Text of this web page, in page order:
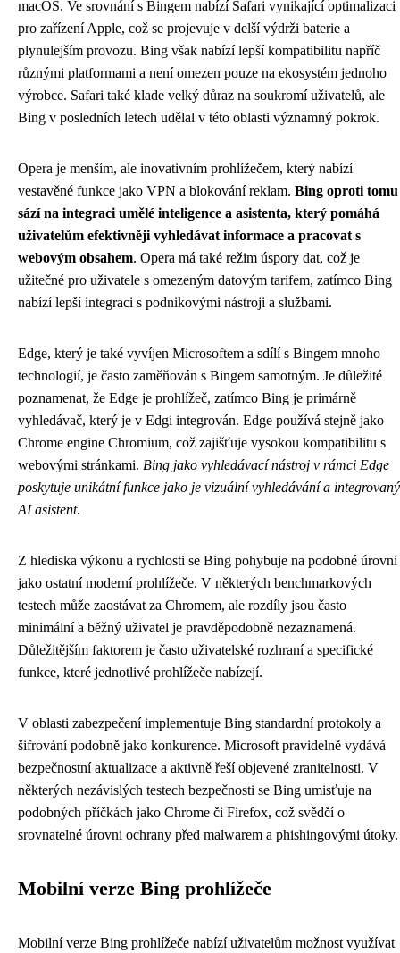
macOS. Ve srovnání s Bingem nabízí Safari vynikající optimalizaci
pro zařízení Apple, což se projevuje v delší výdrži baterie a
plynulejším provozu. Bing však nabízí lepší kompatibilitu napříč
různými platformami a není omezen pouze na ekosystém jednoho
výrobce. Safari také klade velký důraz na soukromí uživatelů, ale
Bing v posledních letech udělal v této oblasti významný pokrok.
Opera je menším, ale inovativním prohlížečem, který nabízí
vestavěné funkce jako VPN a blokování reklam. Bing oproti tomu
sází na integraci umělé inteligence a asistenta, který pomáhá
uživatelům efektivněji vyhledávat informace a pracovat s
webovým obsahem. Opera má také režim úspory dat, což je
užitečné pro uživatele s omezeným datovým tarifem, zatímco Bing
nabízí lepší integraci s podnikovými nástroji a službami.
Edge, který je také vyvíjen Microsoftem a sdílí s Bingem mnoho
technologií, je často zaměňován s Bingem samotným. Je důležité
poznamenat, že Edge je prohlížeč, zatímco Bing je primárně
vyhledávač, který je v Edgi integrován. Edge používá stejně jako
Chrome engine Chromium, což zajišťuje vysokou kompatibilitu s
webovými stránkami. Bing jako vyhledávací nástroj v rámci Edge
poskytuje unikátní funkce jako je vizuální vyhledávání a integrovaný
AI asistent.
Z hlediska výkonu a rychlosti se Bing pohybuje na podobné úrovni
jako ostatní moderní prohlížeče. V některých benchmarkových
testech může zaostávat za Chromem, ale rozdíly jsou často
minimální a běžný uživatel je pravděpodobně nezaznamená.
Důležitějším faktorem je často uživatelské rozhraní a specifické
funkce, které jednotlivé prohlížeče nabízejí.
V oblasti zabezpečení implementuje Bing standardní protokoly a
šifrování podobně jako konkurence. Microsoft pravidelně vydává
bezpečnostní aktualizace a aktivně řeší objevené zranitelnosti. V
některých nezávislých testech bezpečnosti se Bing umisťuje na
podobných příčkách jako Chrome či Firefox, což svědčí o
srovnatelné úrovni ochrany před malwarem a phishingovými útoky.
Mobilní verze Bing prohlížeče
Mobilní verze Bing prohlížeče nabízí uživatelům možnost využívat